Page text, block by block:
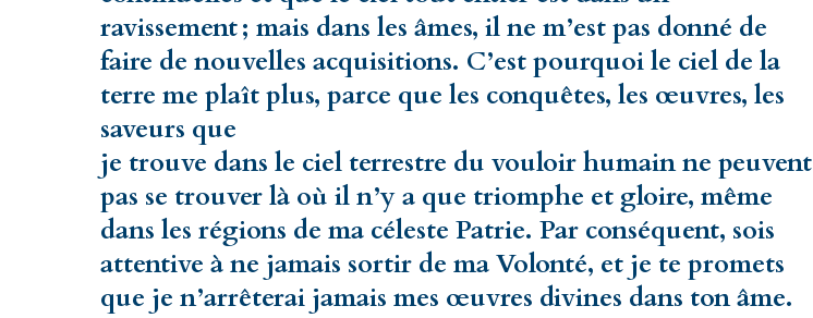
ravissement ; mais dans les âmes, il ne m’est pas donné de
faire de nouvelles acquisitions. C’est pourquoi le ciel de la
terre me plaît plus, parce que les conquêtes, les œuvres, les
saveurs que
je trouve dans le ciel terrestre du vouloir humain ne peuvent
pas se trouver là où il n’y a que triomphe et gloire, même
dans les régions de ma céleste Patrie. Par conséquent, sois
attentive à ne jamais sortir de ma Volonté, et je te promets
que je n’arrêterai jamais mes œuvres divines dans ton âme.